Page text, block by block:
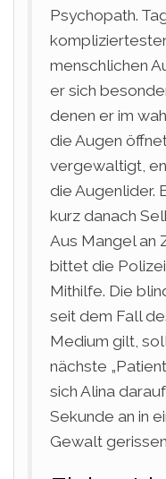
Psychopath.
menschlichen
er sich
denen er im
die Augen
vergewaltigt,
die Augenlider.
kurz danach
Aus Mangel an
bittet die
Mithilfe. Die
seit dem Fall
Medium gilt,
nächste
sich Alina
Sekunde an in
Gewalt